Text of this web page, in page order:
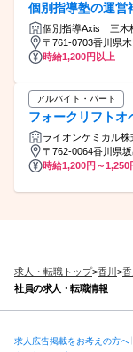
個別指導塾の運営
個別指導Axis 三木
〒761-0703香川県
時給1,200円以上
アルバイト・パート
フォークリフトオ
ライオンケミカル
〒762-0064香川県
時給1,200円～1,250
求人・転職トップ>香川 >
社員の求人・転職情報
求人広告掲載をお考えの方へ